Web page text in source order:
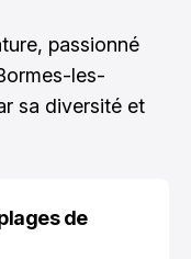
passionné
les-
sa diversité et
de